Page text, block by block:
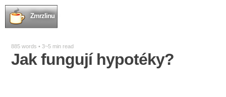
Zmrzlinu
885 words • 3~5 min read
Jak fungují hypotéky?